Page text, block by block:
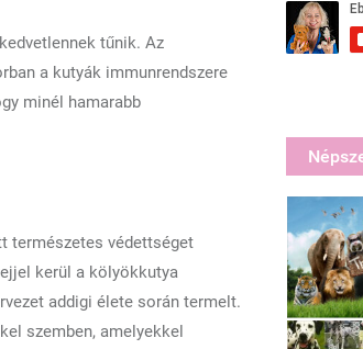
tűnik. Az
a kutyák immunrendszere
minél hamarabb
természetes védettséget
kerül a kölyökkutya
addigi élete során termelt.
szemben, amelyekkel